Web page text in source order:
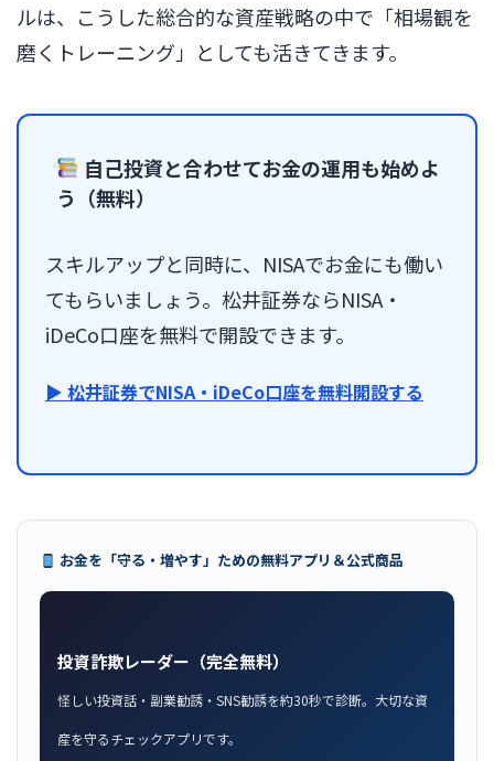
ルは、こうした総合的な資産戦略の中で「相場観を
磨くトレーニング」としても活きてきます。
自己投資と合わせてお金の運用も始めよ
う（無料）
スキルアップと同時に、NISAでお金にも働い
てもらいましょう。松井証券ならNISA・
iDeCo口座を無料で開設できます。
▶ 松井証券でNISA・iDeCo口座を無料開設する
お金を「守る・増やす」ための無料アプリ＆公式商品
投資詐欺レーダー（完全無料）
怪しい投資話・副業勧誘・SNS勧誘を約30秒で診断。大切な資
産を守るチェックアプリです。